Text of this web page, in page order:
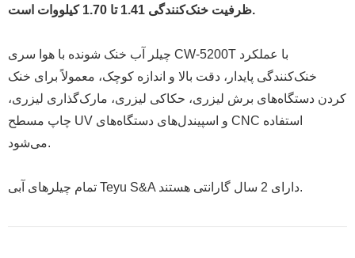
ظرفیت خنک‌کنندگی 1.41 تا 1.70 کیلووات است.
چیلر آب خنک شونده با هوا سری CW-5200T با عملکرد
خنک‌کنندگی پایدار، دقت بالا و اندازه کوچک، معمولاً برای خنک
کردن دستگاه‌های برش لیزری، حکاکی لیزری، مارک‌گذاری لیزری،
چاپ مسطح UV و اسپیندل‌های دستگاه‌های CNC استفاده
می‌شود.
تمام چیلرهای آبی Teyu S&A دارای 2 سال گارانتی هستند.